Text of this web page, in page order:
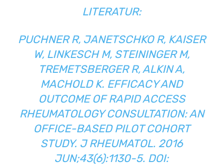
LITERATUR:
PUCHNER R, JANETSCHKO R, KAISER
W, LINKESCH M, STEININGER M,
TREMETSBERGER R, ALKIN A,
MACHOLD K. EFFICACY AND
OUTCOME OF RAPID ACCESS
RHEUMATOLOGY CONSULTATION: AN
OFFICE-BASED PILOT COHORT
STUDY. J RHEUMATOL. 2016
JUN;43(6):1130-5. DOI: